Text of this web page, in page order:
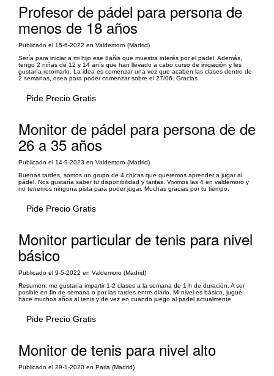
Profesor de pádel para persona de
menos de 18 años
Publicado el 15-6-2022 en Valdemoro (Madrid)
Sería para iniciar a mi hijo ese 8añis que muestra interés por el padel. Además,
tengo 2 niñas de 12 y 14 anís que han llevado a cabo curso de iniciación y les
gustaría retomarlo. La idea es comenzar una vez que acaben las clases dentro de
2 semanas, osea para poder comenzar sobre el 27/06. Gracias.
Pide Precio Gratis
Monitor de pádel para persona de de
26 a 35 años
Publicado el 14-9-2023 en Valdemoro (Madrid)
Buenas tardes, somos un grupo de 4 chicas que queremos aprender a jugar al
pádel. Nos gustaría saber tu disponibilidad y tarifas. Vivimos las 4 en valdemoro y
no tenemos ninguna pista para poder jugar. Muchas gracias por tu tiempo.
Pide Precio Gratis
Monitor particular de tenis para nivel
básico
Publicado el 9-5-2022 en Valdemoro (Madrid)
Resumen: me gustaría impartir 1-2 clases a la semana de 1 h de duración. A ser
posible en fin de semana o por las tardes entre diario. Mi nivel es básico, jugué
hace muchos años al tenis y de vez en cuando juego al padel actualmente
Pide Precio Gratis
Monitor de tenis para nivel alto
Publicado el 29-1-2020 en Parla (Madrid)